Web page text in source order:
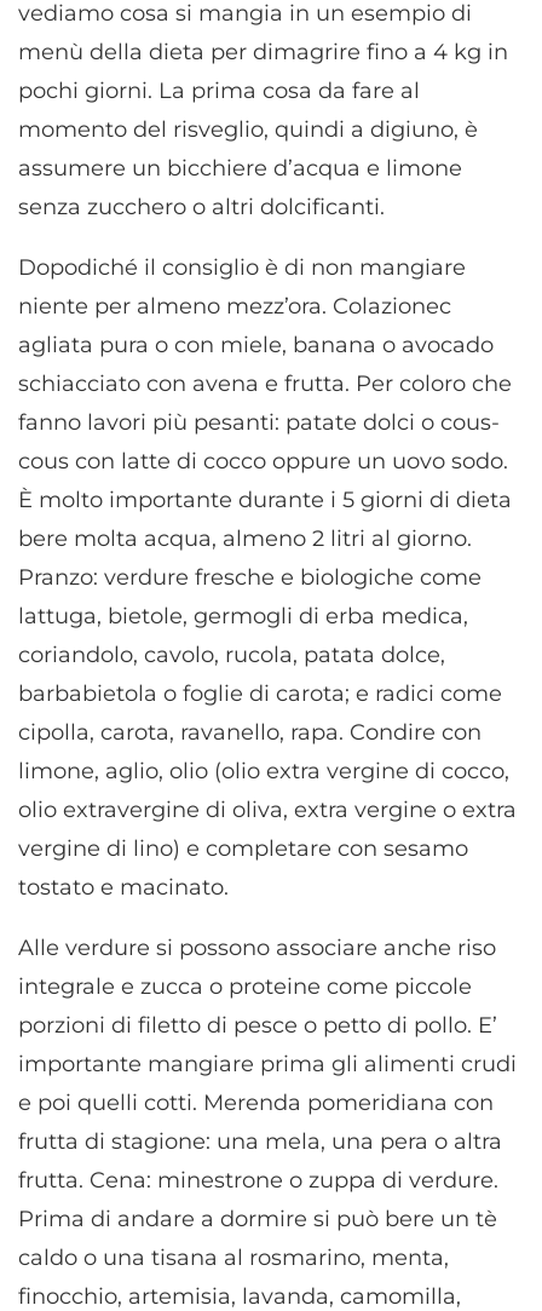
vediamo cosa si mangia in un esempio di
menù della dieta per dimagrire fino a 4 kg in
pochi giorni. La prima cosa da fare al
momento del risveglio, quindi a digiuno, è
assumere un bicchiere d’acqua e limone
senza zucchero o altri dolcificanti.
Dopodiché il consiglio è di non mangiare
niente per almeno mezz’ora. Colazionec
agliata pura o con miele, banana o avocado
schiacciato con avena e frutta. Per coloro che
fanno lavori più pesanti: patate dolci o cous-
cous con latte di cocco oppure un uovo sodo.
È molto importante durante i 5 giorni di dieta
bere molta acqua, almeno 2 litri al giorno.
Pranzo: verdure fresche e biologiche come
lattuga, bietole, germogli di erba medica,
coriandolo, cavolo, rucola, patata dolce,
barbabietola o foglie di carota; e radici come
cipolla, carota, ravanello, rapa. Condire con
limone, aglio, olio (olio extra vergine di cocco,
olio extravergine di oliva, extra vergine o extra
vergine di lino) e completare con sesamo
tostato e macinato.
Alle verdure si possono associare anche riso
integrale e zucca o proteine come piccole
porzioni di filetto di pesce o petto di pollo. E’
importante mangiare prima gli alimenti crudi
e poi quelli cotti. Merenda pomeridiana con
frutta di stagione: una mela, una pera o altra
frutta. Cena: minestrone o zuppa di verdure.
Prima di andare a dormire si può bere un tè
caldo o una tisana al rosmarino, menta,
finocchio, artemisia, lavanda, camomilla,